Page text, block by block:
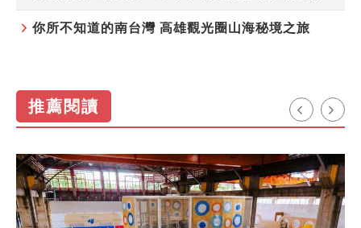
你所不知道的南台灣 高雄觀光圈山海秘境之旅
推薦閱讀